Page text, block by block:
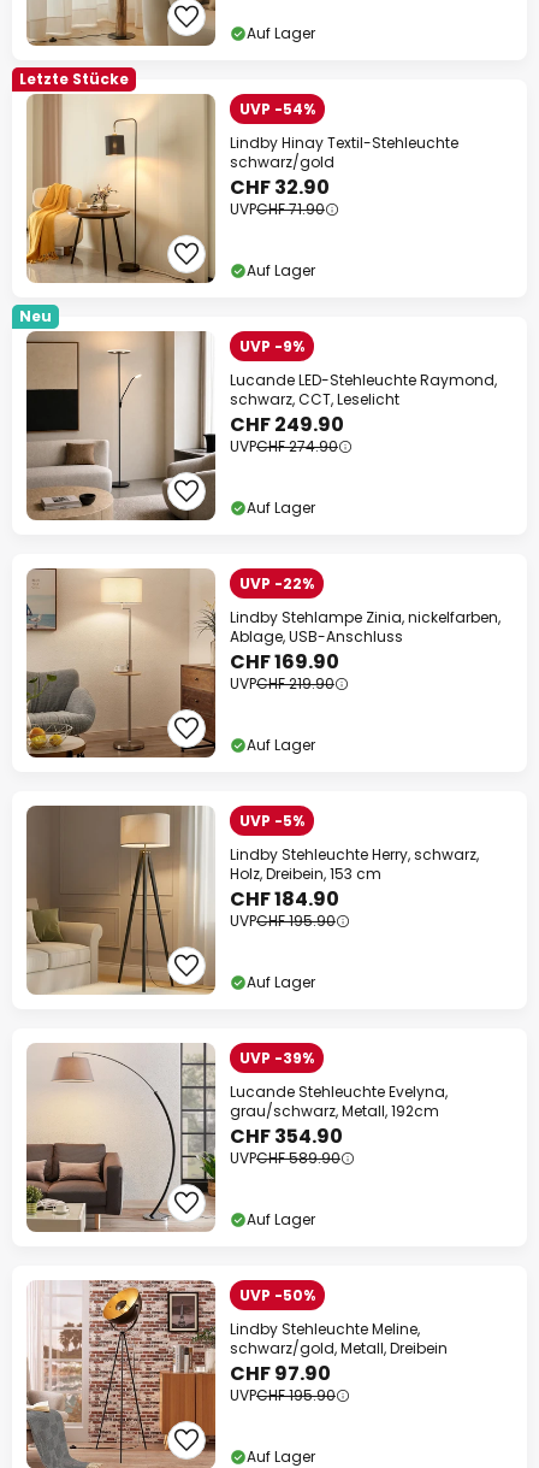
Auf Lager
Letzte Stücke
UVP -54%
Lindby Hinay Textil-Stehleuchte
schwarz/gold
CHF 32.90
UVPCHF 71.90
Auf Lager
Neu
UVP -9%
Lucande LED-Stehleuchte Raymond,
schwarz, CCT, Leselicht
CHF 249.90
UVPCHF 274.90
Auf Lager
UVP -22%
Lindby Stehlampe Zinia, nickelfarben,
Ablage, USB-Anschluss
CHF 169.90
UVPCHF 219.90
Auf Lager
UVP -5%
Lindby Stehleuchte Herry, schwarz,
Holz, Dreibein, 153 cm
CHF 184.90
UVPCHF 195.90
Auf Lager
UVP -39%
Lucande Stehleuchte Evelyna,
grau/schwarz, Metall, 192cm
CHF 354.90
UVPCHF 589.90
Auf Lager
UVP -50%
Lindby Stehleuchte Meline,
schwarz/gold, Metall, Dreibein
CHF 97.90
UVPCHF 195.90
Auf Lager